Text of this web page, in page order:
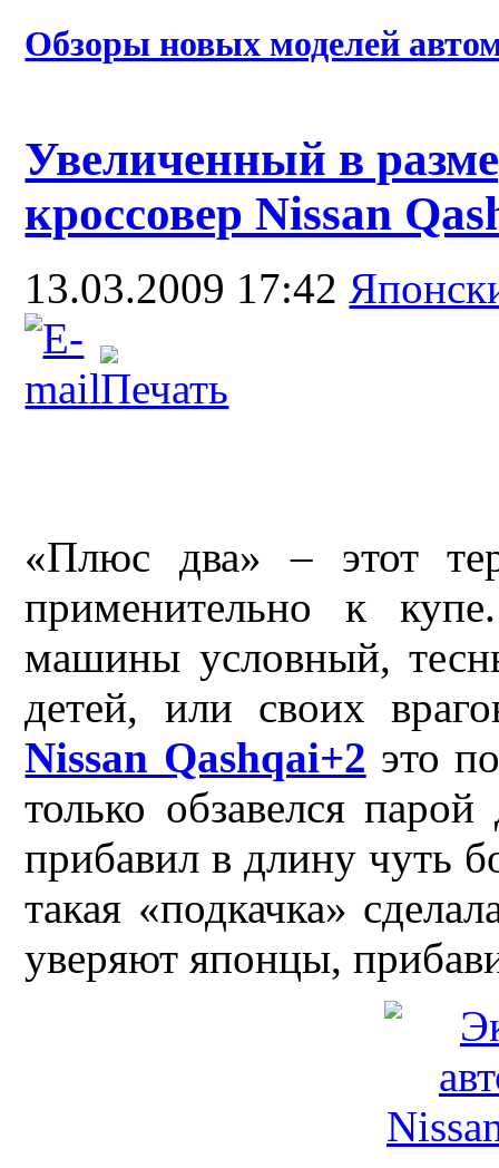
Обзоры новых моделей
Увеличенный в
кроссовер Nissan
13.03.2009 17:42
«Плюс два» – этот
применительно к
машины условный,
детей, или своих
Nissan Qashqai+2 это
только обзавелся
прибавил в длину чуть
такая «подкачка»
уверяют японцы,